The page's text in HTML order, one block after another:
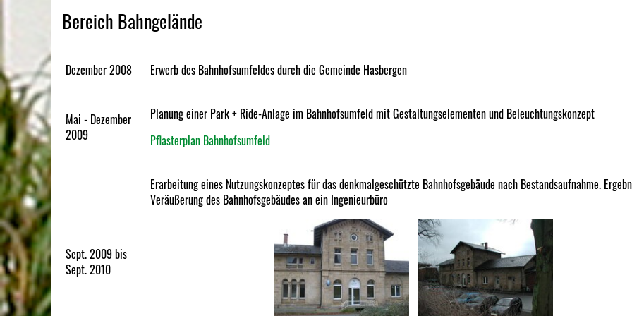
Bereich Bahngelände
Dezember 2008 Erwerb des Bahnhofsumfeldes durch die Gemeinde Hasbergen
Mai - Dezember
2009
Planung einer Park + Ride-Anlage im Bahnhofsumfeld mit Gestaltungselementen und Beleuchtungskonzept
Pflasterplan Bahnhofsumfeld
Sept. 2009 bis
Sept. 2010
Erarbeitung eines Nutzungskonzeptes für das denkmalgeschützte Bahnhofsgebäude nach Bestandsaufnahme.
Veräußerung des Bahnhofsgebäudes an ein Ingenieurbüro